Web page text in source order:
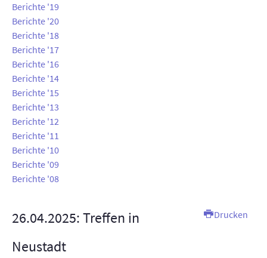
TT-ANLAGE
KONTAKT
SUCHE
INTERN
Berichte '19
Berichte '20
Berichte '18
Berichte '17
Berichte '16
Berichte '14
Berichte '15
Berichte '13
Berichte '12
Berichte '11
Berichte '10
Berichte '09
Berichte '08
Drucken
26.04.2025: Treffen in
Neustadt